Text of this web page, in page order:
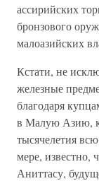
ассирийских
бронзового
малоазийских
Кстати, не
железные
благодаря
в Малую Азию,
тысячелетия
мере, известно,
Аниттасу,